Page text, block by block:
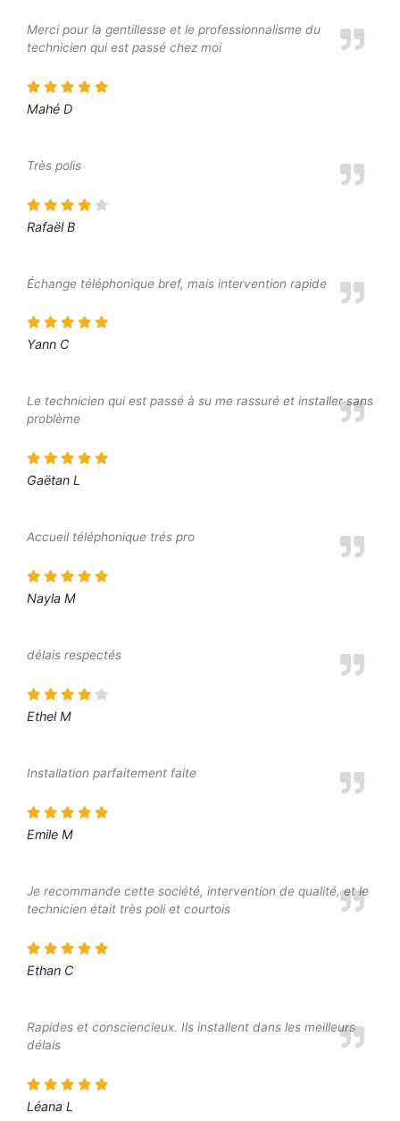
Merci pour la gentillesse et le professionnalisme du
technicien qui est passé chez moi
Mahé D
Très polis
Rafaël B
Échange téléphonique bref, mais intervention rapide
Yann C
Le technicien qui est passé à su me rassuré et installer sans
problème
Gaëtan L
Accueil téléphonique trés pro
Nayla M
délais respectés
Ethel M
Installation parfaitement faite
Emile M
Je recommande cette société, intervention de qualité, et le
technicien était très poli et courtois
Ethan C
Rapides et consciencieux. Ils installent dans les meilleurs
délais
Léana L